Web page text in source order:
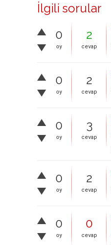
İlgili sorular
0
oy
2
cevap
0
oy
2
cevap
0
oy
3
cevap
0
oy
2
cevap
0
oy
0
cevap